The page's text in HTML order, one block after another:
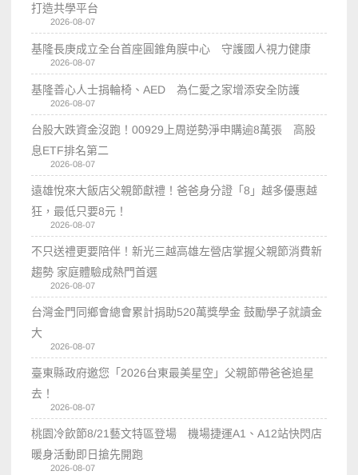
打造共學平台
2026-08-07
基隆長庚成立全台首座圓錐角膜中心 守護國人視力健康
2026-08-07
基隆善心人士捐輪椅、AED 為仁愛之家增添安全防護
2026-08-07
台股大跌資金沒跑！00929上周逆勢淨申購逾8萬張 高股
息ETF排名第二
2026-08-07
遠雄悅來大飯店父親節獻禮！爸爸身分證「8」越多優惠越
狂，最低只要8元！
2026-08-07
不只送禮更要陪伴！新光三越高雄左營店掌握父親節消費新
趨勢 家庭體驗成熱門首選
2026-08-07
台灣金門同鄉會總會累計捐助520萬獎學金 鼓勵學子就讀金
大
2026-08-07
臺東縣政府邀您「2026台東最美星空」父親節帶爸爸追星
去！
2026-08-07
桃園冷飲節8/21藝文特區登場 機場捷運A1、A12站快閃店
暖身活動即日搶先開跑
2026-08-07